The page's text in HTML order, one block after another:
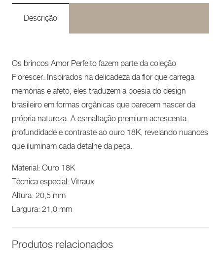
Descrição
Os brincos Amor Perfeito fazem parte da coleção
Florescer. Inspirados na delicadeza da flor que carrega
memórias e afeto, eles traduzem a poesia do design
brasileiro em formas orgânicas que parecem nascer da
própria natureza. A esmaltação premium acrescenta
profundidade e contraste ao ouro 18K, revelando nuances
que iluminam cada detalhe da peça.
Material: Ouro 18K
Técnica especial: Vitraux
Altura: 20,5 mm
Largura: 21,0 mm
Produtos relacionados